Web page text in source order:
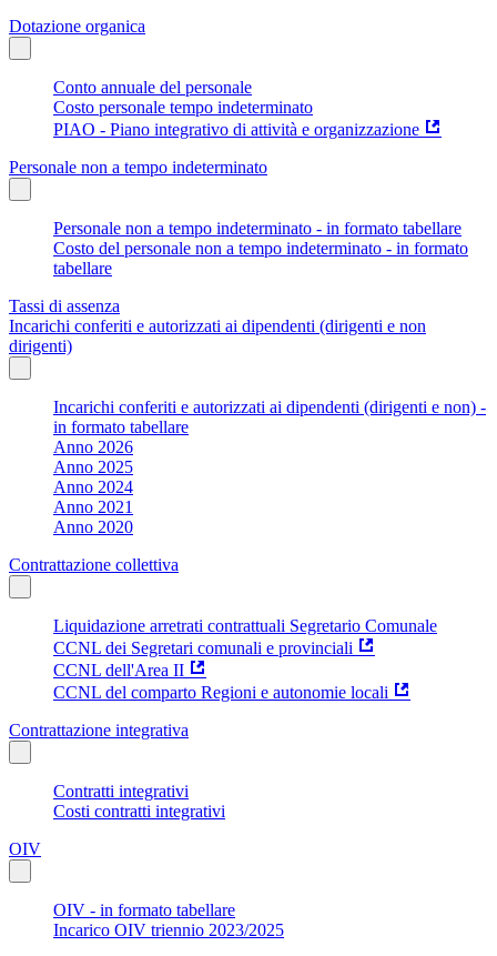
Dotazione organica
Conto annuale del personale
Costo personale tempo indeterminato
PIAO - Piano integrativo di attività e organizzazione
Personale non a tempo indeterminato
Personale non a tempo indeterminato - in formato tabellare
Costo del personale non a tempo indeterminato - in formato
tabellare
Tassi di assenza
Incarichi conferiti e autorizzati ai dipendenti (dirigenti e non
dirigenti)
Incarichi conferiti e autorizzati ai dipendenti (dirigenti e non) -
in formato tabellare
Anno 2026
Anno 2025
Anno 2024
Anno 2021
Anno 2020
Contrattazione collettiva
Liquidazione arretrati contrattuali Segretario Comunale
CCNL dei Segretari comunali e provinciali
CCNL dell'Area II
CCNL del comparto Regioni e autonomie locali
Contrattazione integrativa
Contratti integrativi
Costi contratti integrativi
OIV
OIV - in formato tabellare
Incarico OIV triennio 2023/2025